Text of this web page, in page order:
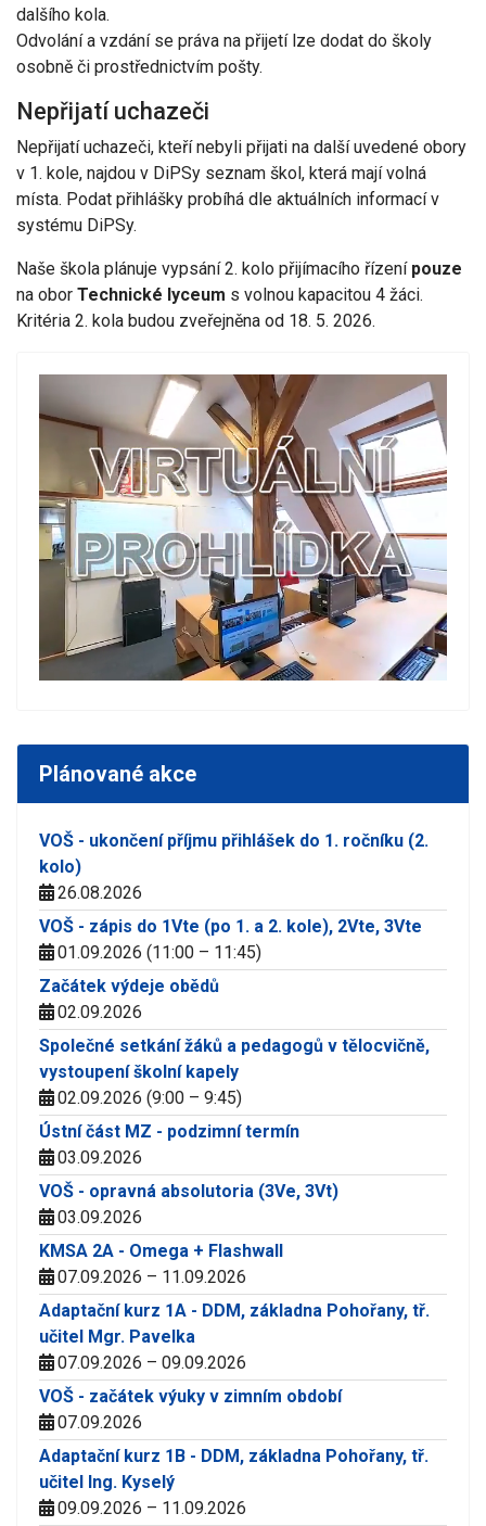
dalšího kola.
Odvolání a vzdání se práva na přijetí lze dodat do školy
osobně či prostřednictvím pošty.
Nepřijatí uchazeči
Nepřijatí uchazeči, kteří nebyli přijati na další uvedené obory
v 1. kole, najdou v DiPSy seznam škol, která mají volná
místa. Podat přihlášky probíhá dle aktuálních informací v
systému DiPSy.
Naše škola plánuje vypsání 2. kolo přijímacího řízení pouze
na obor Technické lyceum s volnou kapacitou 4 žáci.
Kritéria 2. kola budou zveřejněna od 18. 5. 2026.
Plánované akce
VOŠ - ukončení příjmu přihlášek do 1. ročníku (2.
kolo)
26.08.2026
VOŠ - zápis do 1Vte (po 1. a 2. kole), 2Vte, 3Vte
01.09.2026 (11:00 – 11:45)
Začátek výdeje obědů
02.09.2026
Společné setkání žáků a pedagogů v tělocvičně,
vystoupení školní kapely
02.09.2026 (9:00 – 9:45)
Ústní část MZ - podzimní termín
03.09.2026
VOŠ - opravná absolutoria (3Ve, 3Vt)
03.09.2026
KMSA 2A - Omega + Flashwall
07.09.2026 – 11.09.2026
Adaptační kurz 1A - DDM, základna Pohořany, tř.
učitel Mgr. Pavelka
07.09.2026 – 09.09.2026
VOŠ - začátek výuky v zimním období
07.09.2026
Adaptační kurz 1B - DDM, základna Pohořany, tř.
učitel Ing. Kyselý
09.09.2026 – 11.09.2026